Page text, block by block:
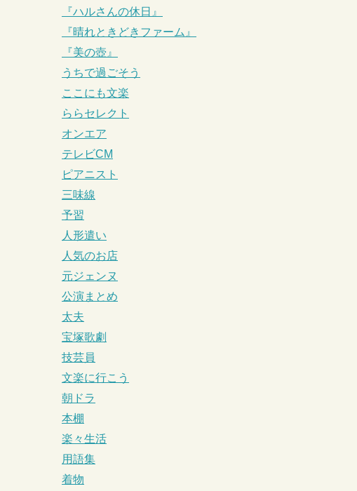
『ハルさんの休日』
『晴れときどきファーム』
『美の壺』
うちで過ごそう
ここにも文楽
ららセレクト
オンエア
テレビCM
ピアニスト
三味線
予習
人形遣い
人気のお店
元ジェンヌ
公演まとめ
太夫
宝塚歌劇
技芸員
文楽に行こう
朝ドラ
本棚
楽々生活
用語集
着物